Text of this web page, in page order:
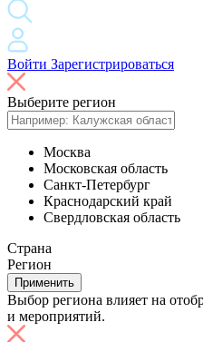
Войти Зарегистрироваться
Выберите регион
Москва
Московская область
Санкт-Петербург
Краснодарский край
Свердловская область
Страна
Регион
Применить
Выбор региона влияет на
и мероприятий.